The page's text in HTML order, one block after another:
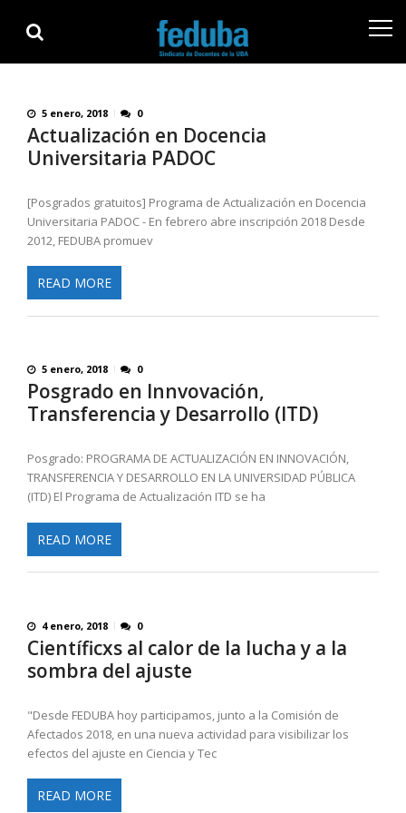
navigation
content
5 enero, 2018 0
Actualización en Docencia
Universitaria PADOC
[Posgrados gratuitos] Programa de Actualización en Docencia
Universitaria PADOC - En febrero abre inscripción 2018 Desde
2012, FEDUBA promuev
READ MORE
5 enero, 2018 0
Posgrado en Innvovación,
Transferencia y Desarrollo (ITD)
Posgrado: PROGRAMA DE ACTUALIZACIÓN EN INNOVACIÓN,
TRANSFERENCIA Y DESARROLLO EN LA UNIVERSIDAD PÚBLICA
(ITD) El Programa de Actualización ITD se ha
READ MORE
4 enero, 2018 0
Científicxs al calor de la lucha y a la
sombra del ajuste
"Desde FEDUBA hoy participamos, junto a la Comisión de
Afectados 2018, en una nueva actividad para visibilizar los
efectos del ajuste en Ciencia y Tec
READ MORE